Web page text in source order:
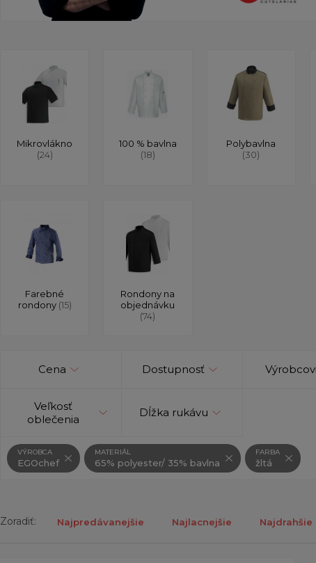
Mikrovlákno
(24)
100 % bavlna
(18)
Polybavlna
(30)
Farebné
rondony (15)
Rondony na
objednávku
(74)
Cena Dostupnosť
Veľkosť
oblečenia
Dĺžka rukávu
VÝROBCA
EGOchef
MATERIÁL
65% polyester/ 35% bavlna
FARBA
žltá
Zoradiť: Najpredávanejšie Najlacnejšie Najdrahšie